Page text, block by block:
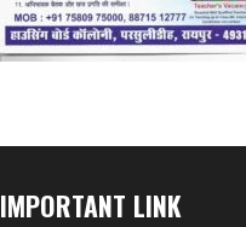
IMPORTANT LINK